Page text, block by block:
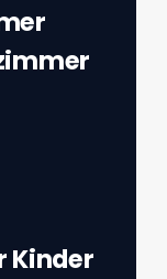
Kinder